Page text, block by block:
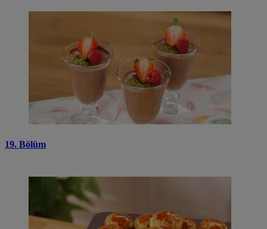
19. Bölüm